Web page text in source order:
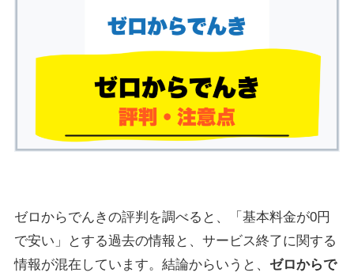
ゼロからでんきの評判を調べると、「基本料金が0円
で安い」とする過去の情報と、サービス終了に関する
情報が混在しています。結論からいうと、 ゼロからで